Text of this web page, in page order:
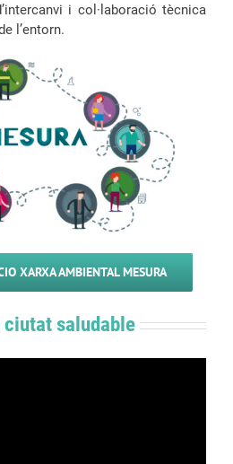
i col·laboració tècnica
l’entorn.
XARXA AMBIENTAL MESURA
saludable